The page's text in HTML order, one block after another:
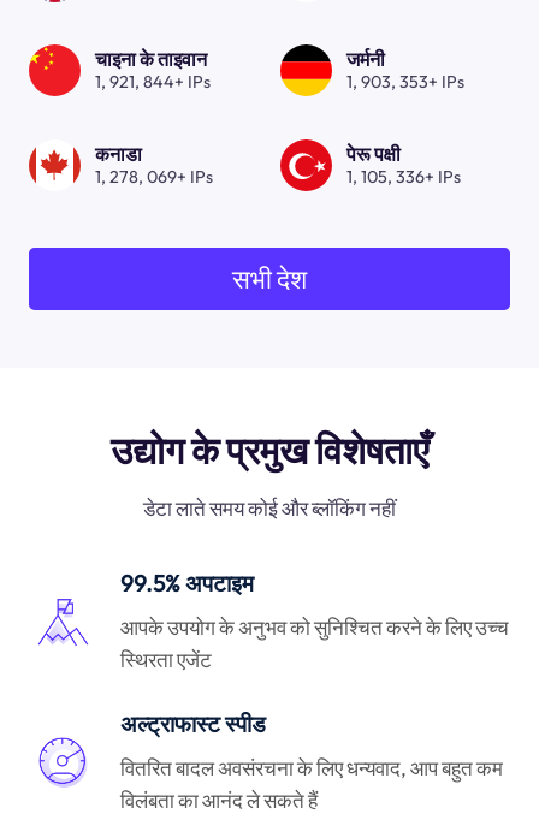
चाइना के ताइवान
1, 921, 844+ IPs
जर्मनी
1, 903, 353+ IPs
कनाडा
1, 278, 069+ IPs
पेरू पक्षी
1, 105, 336+ IPs
सभी देश
उद्योग के प्रमुख विशेषताएँ
डेटा लाते समय कोई और ब्लॉकिंग नहीं
99.5% अपटाइम
आपके उपयोग के अनुभव को सुनिश्चित करने के लिए उच्च
स्थिरता एजेंट
अल्ट्राफास्ट स्पीड
वितरित बादल अवसंरचना के लिए धन्यवाद, आप बहुत कम
विलंबता का आनंद ले सकते हैं